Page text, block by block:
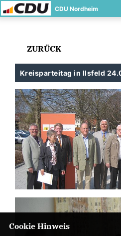
CDU Nordheim
ZURÜCK
Kreisparteitag in Ilsfeld
Cookie Hinweis